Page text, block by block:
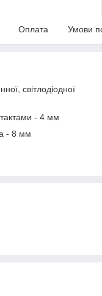
Оплата Умови
світлодіодної
- 4 мм
- 8 мм